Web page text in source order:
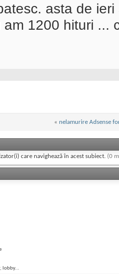
asta de
am 1200 hituri ...
« nelamurire Adsense
care navighează în acest subiect. (0
lobby...